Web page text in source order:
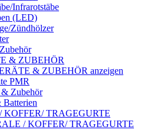
Infrarotstäbe
(LED)
Zündhölzer
& ZUBEHÖR
& ZUBEHÖR anzeigen
PMR
& Zubehör
KOFFER/ TRAGEGURTE
/ KOFFER/ TRAGEGURTE